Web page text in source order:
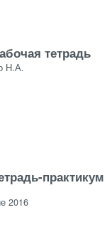
тетрадь
Н.А.
практикум
2016